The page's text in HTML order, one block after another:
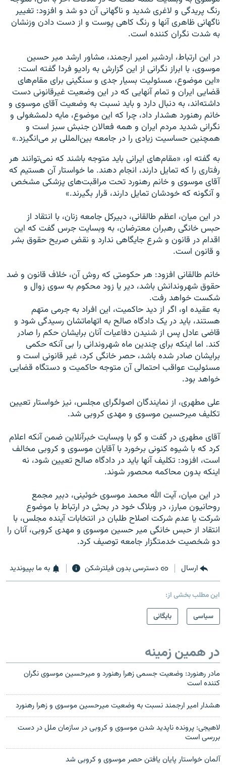
رنگ پريدگی و لاغری شديد و ناگهانی آن دو شد و افزود: تغيير
ناگهانی ظاهری آنها و رنگ کاهی پوست و از دست دادن وزنشان
به شدت نگران کننده است.
در اين ارتباط، اردشير امير ارجمند، مشاور ارشد مير حسين
موسوی، با ابراز نگرانی از اين گزارش به راديو فردا گفته است:
«اين موضوع، مسئوليت بسيار جدی و سنگينی برای مقام‌های
قضايی ايران و تمام آنهايی که در اين وضعيت غيرقانونی دست
داشته‌اند، به دنبال دارد و بايد نسبت به وضعيت آقای موسوی و
خانم رهنورد هشدار داد، چرا که اين موضوع، مايه دلمشغولی و
نگرانی شديد مردم ايران و همه فعالان جنبش سبز است و
همچنين حساسيت زيادی را در جامعه بين‌المللی بر می‌انگيزد.»
به گفته او، «مقام‌های ايرانی بايد متوجه باشند که نمی‌توانند هر
رفتاری را که تمايل دارند، انجام دهند. ما خواستار آن هستيم که
آقای موسوی و خانم رهنورد تحت مراقبت‌های پزشکی مشخص
و آنگونه که خودشان تمايل دارند، قرار بگيرند.»
در این میان، اعظم طالقانی، دبيرکل جامعه زنان، با انتقاد از
حبس خانگی رهبران معترضان، به وبسايت جرس گفت که اين
اقدام در قانون و شرع جايگاهی ندارد و نقض صريح حقوق بشر
و قانون است.
خانم طالقانی افزود: هر حکومتی که روش آن، خلاف قانون و ضد
حقوق شهروندانش باشد، دير يا زود محکوم به سوی زوال و
شکست خواهد رفت.
به عقيده او، اگر از ديد حاکميت، اين افراد به جرمی متهم
هستند، بايد در يک دادگاه صالح به اتهاماتشان رسيدگی شود و
قاضی عادل پس از شنيدن دفاعيات آنان برايشان حکم را صادر
کند. اما اينکه برای چندين ماه شهروندانی را بی آنکه حکمی
برايشان صادر شده باشد، حصر خانگی کرد، غير قانونی است و
مسئوليت عواقب احتمالی آن متوجه حاکميت و دستگاه قضايی
خواهد بود.
علی مطهری، از نمايندگان اصولگرای مجلس، نيز خواستار تعيين
تکليف ميرحسين موسوی و مهدی کروبی شد.
آقای مطهری در گفت و گو با وبسايت خبرآنلاين ضمن آنکه اعلام
کرد که با شيوه کنونی برخورد با آقايان موسوی و کروبی مخالف
است، افزود: تکليف آنها بايد در دادگاه صالح تعيين شود، نه
اينکه بدون محاکمه محصور شوند.
در اين ميان، آيت الله محمد موسوی خوئينی، دبير مجمع
روحانيون مبارز، در وبلاگ خود در بحثی در ارتباط با موضوع
شرکت يا عدم شرکت اصلاح طلبان در انتخابات آينده مجلس، با
انتقاد از حبس خانگی مير حسين موسوی و مهدی کروبی، آنان را
دو شخصيت خدمتگزار جامعه توصيف کرد.
ارسال دسترسی بدون فیلترشکن به ما بپیوندید
این مطلب بخشی از:
سیاسی
بایگانی
در همین زمینه
مادر رهنورد: وضعيت جسمی زهرا رهنورد و ميرحسين موسوی نگران
کننده است
هشدار امير ارجمند نسبت به وضعيت ميرحسين موسوی و زهرا رهنورد
لاهیجی: پرونده ناپدید شدن موسوی و کروبی در سازمان ملل در دست
بررسی است
آلمان خواستار پایان یافتن حصر موسوی و کروبی شد